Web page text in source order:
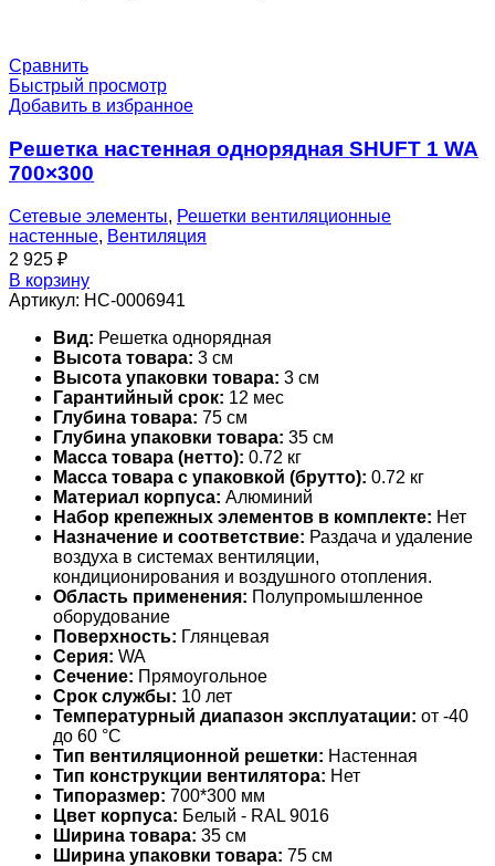
Сравнить
Быстрый просмотр
Добавить в избранное
Решетка настенная однорядная SHUFT 1 WA
700×300
Сетевые элементы, Решетки вентиляционные
настенные, Вентиляция
2 925 ₽
В корзину
Артикул: НС-0006941
Вид: Решетка однорядная
Высота товара: 3 см
Высота упаковки товара: 3 см
Гарантийный срок: 12 мес
Глубина товара: 75 см
Глубина упаковки товара: 35 см
Масса товара (нетто): 0.72 кг
Масса товара с упаковкой (брутто): 0.72 кг
Материал корпуса: Алюминий
Набор крепежных элементов в комплекте: Нет
Назначение и соответствие: Раздача и удаление
воздуха в системах вентиляции,
кондиционирования и воздушного отопления.
Область применения: Полупромышленное
оборудование
Поверхность: Глянцевая
Серия: WA
Сечение: Прямоугольное
Срок службы: 10 лет
Температурный диапазон эксплуатации: от -40
до 60 °С
Тип вентиляционной решетки: Настенная
Тип конструкции вентилятора: Нет
Типоразмер: 700*300 мм
Цвет корпуса: Белый - RAL 9016
Ширина товара: 35 см
Ширина упаковки товара: 75 см